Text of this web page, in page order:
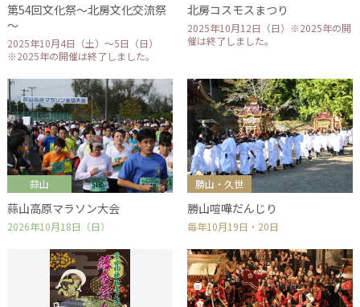
第54回文化祭～北房文化交流祭
～
2025年10月4日（土）～5日（日）
※2025年の開催は終了しました。
北房コスモスまつり
2025年10月12日（日）※2025年の開
催は終了しました。
蒜山
蒜山高原マラソン大会
2026年10月18日（日）
勝山・久世
勝山喧嘩だんじり
毎年10月19日・20日